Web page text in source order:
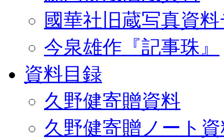
國華社旧蔵写真資
今泉雄作『記事珠』
資料目録
久野健寄贈資料
久野健寄贈ノート